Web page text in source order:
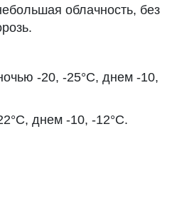
облачность, без
-20, -25°С, днем -10,
днем -10, -12°С.